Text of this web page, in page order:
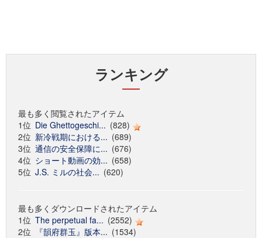
ランキング
最も多く閲覧されたアイテム
1位 Die Ghettogeschi... (828)
2位 新冷戦期における... (689)
3位 通信の安全保障に... (676)
4位 ショート動画の効... (658)
5位 J.S. ミルの社会... (620)
最も多くダウンロードされたアイテム
1位 The perpetual fa... (2552)
2位
『韻府群玉』版本... (1534)